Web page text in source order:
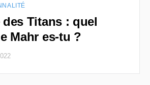
des Titans : quel
Mahr es-tu ?